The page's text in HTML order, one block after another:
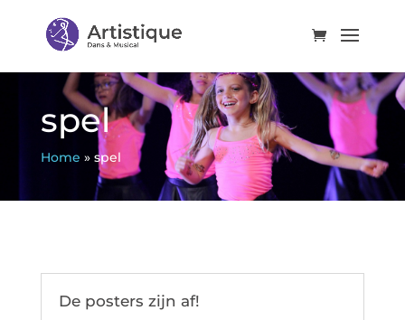
spel
Home » spel
De posters zijn af!